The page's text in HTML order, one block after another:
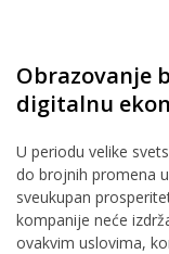
Obrazovanje
digitalnu
U periodu velike
do brojnih promena
sveukupan
kompanije neće
ovakvim uslovima,